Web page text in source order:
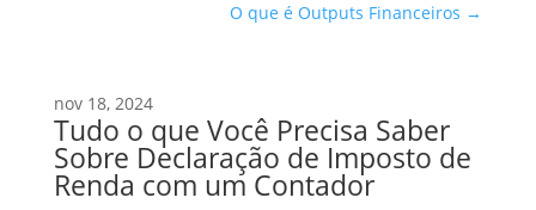
O que é Outputs Financeiros →
nov 18, 2024
Tudo o que Você Precisa Saber
Sobre Declaração de Imposto de
Renda com um Contador